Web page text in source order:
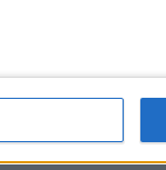
Palacio Real, la
autonómico